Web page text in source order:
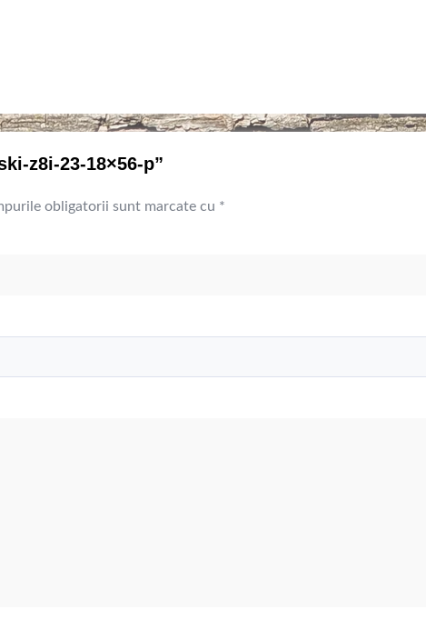
z8i-23-18×56-p”
obligatorii sunt marcate cu *